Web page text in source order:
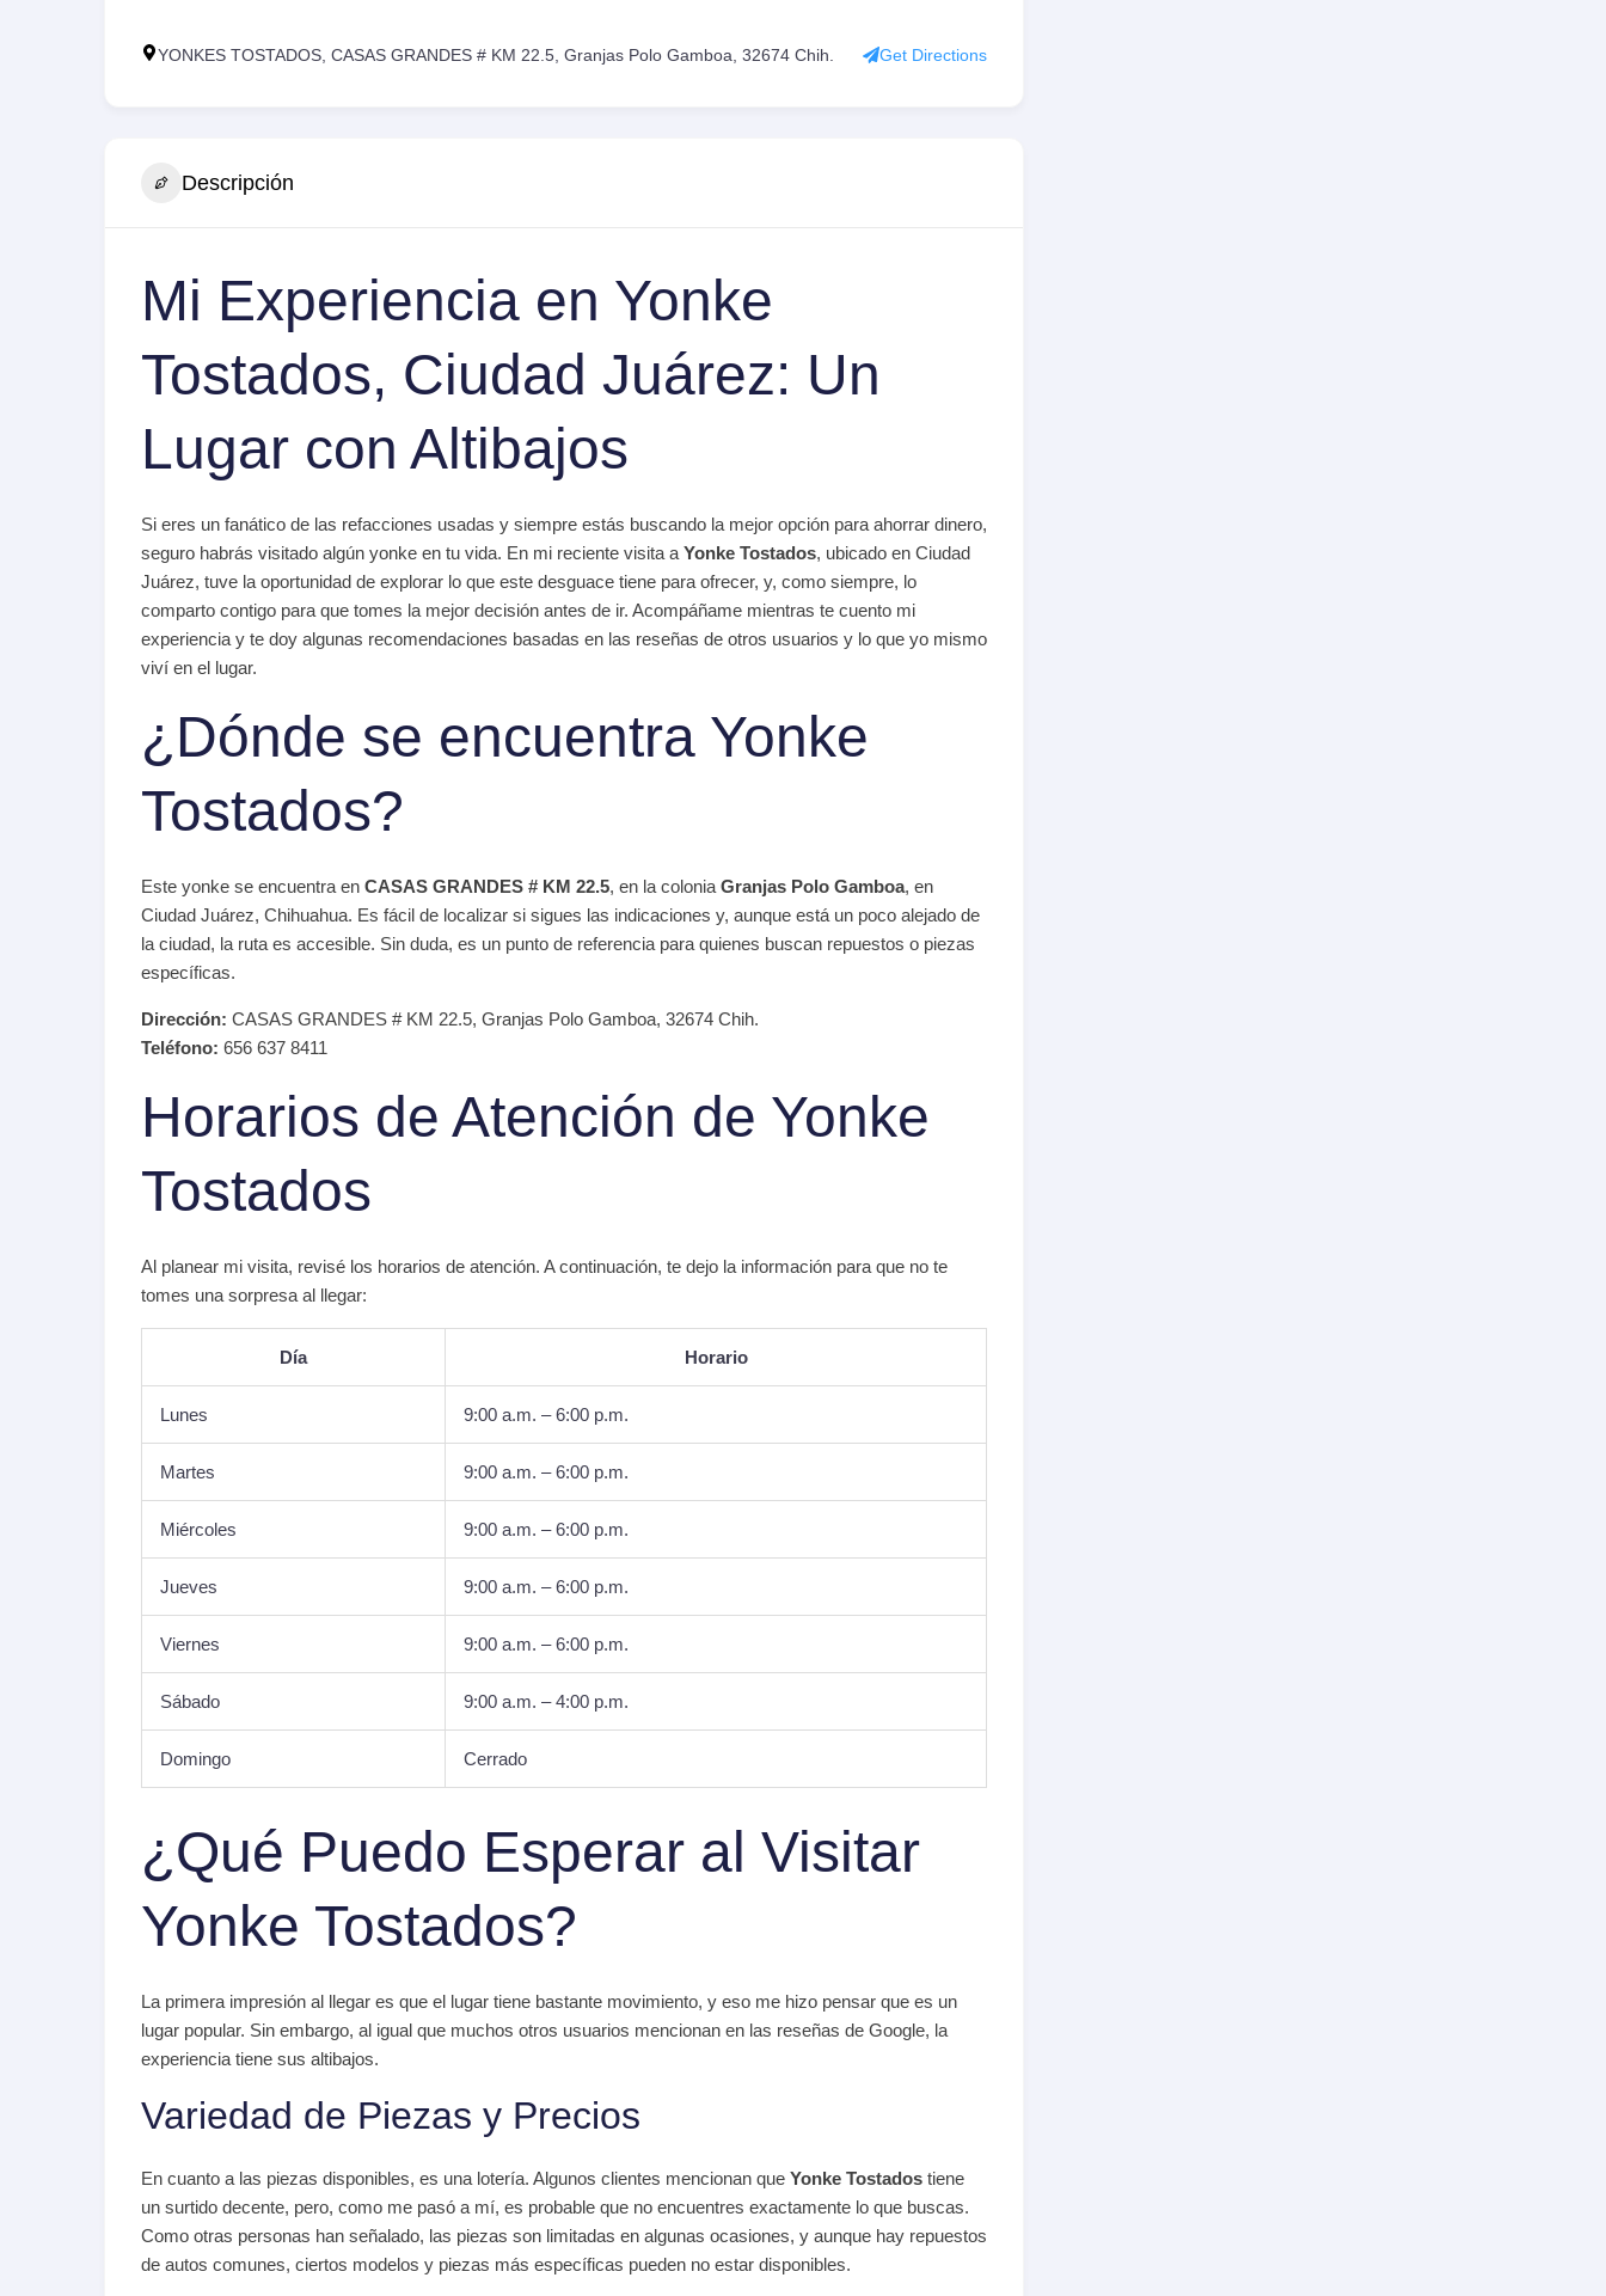
YONKES TOSTADOS, CASAS GRANDES # KM 22.5, Granjas Polo Gamboa, 32674 Chih. Get Directions
Descripción
Mi Experiencia en Yonke
Tostados, Ciudad Juárez: Un
Lugar con Altibajos
Si eres un fanático de las refacciones usadas y siempre estás buscando la mejor opción para ahorrar dinero,
seguro habrás visitado algún yonke en tu vida. En mi reciente visita a Yonke Tostados, ubicado en Ciudad
Juárez, tuve la oportunidad de explorar lo que este desguace tiene para ofrecer, y, como siempre, lo
comparto contigo para que tomes la mejor decisión antes de ir. Acompáñame mientras te cuento mi
experiencia y te doy algunas recomendaciones basadas en las reseñas de otros usuarios y lo que yo mismo
viví en el lugar.
¿Dónde se encuentra Yonke
Tostados?
Este yonke se encuentra en CASAS GRANDES # KM 22.5, en la colonia Granjas Polo Gamboa, en
Ciudad Juárez, Chihuahua. Es fácil de localizar si sigues las indicaciones y, aunque está un poco alejado de
la ciudad, la ruta es accesible. Sin duda, es un punto de referencia para quienes buscan repuestos o piezas
específicas.
Dirección: CASAS GRANDES # KM 22.5, Granjas Polo Gamboa, 32674 Chih.
Teléfono: 656 637 8411
Horarios de Atención de Yonke
Tostados
Al planear mi visita, revisé los horarios de atención. A continuación, te dejo la información para que no te
tomes una sorpresa al llegar:
Día Horario
Lunes 9:00 a.m. – 6:00 p.m.
Martes 9:00 a.m. – 6:00 p.m.
Miércoles 9:00 a.m. – 6:00 p.m.
Jueves 9:00 a.m. – 6:00 p.m.
Viernes 9:00 a.m. – 6:00 p.m.
Sábado 9:00 a.m. – 4:00 p.m.
Domingo Cerrado
¿Qué Puedo Esperar al Visitar
Yonke Tostados?
La primera impresión al llegar es que el lugar tiene bastante movimiento, y eso me hizo pensar que es un
lugar popular. Sin embargo, al igual que muchos otros usuarios mencionan en las reseñas de Google, la
experiencia tiene sus altibajos.
Variedad de Piezas y Precios
En cuanto a las piezas disponibles, es una lotería. Algunos clientes mencionan que Yonke Tostados tiene
un surtido decente, pero, como me pasó a mí, es probable que no encuentres exactamente lo que buscas.
Como otras personas han señalado, las piezas son limitadas en algunas ocasiones, y aunque hay repuestos
de autos comunes, ciertos modelos y piezas más específicas pueden no estar disponibles.